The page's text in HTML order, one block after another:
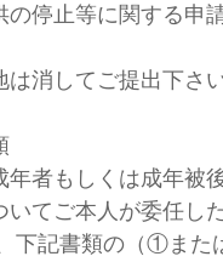
停止等に関する申
消してご提出下さ
者もしくは成年被
てご本人が委任し
下記書類の（①また